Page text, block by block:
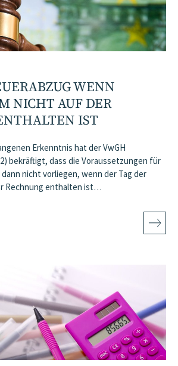
WENN
NICHT AUF DER
IST
Erkenntnis hat der VwGH
bekräftigt, dass die Voraussetzungen für
nicht vorliegen, wenn der Tag der
Rechnung enthalten ist…